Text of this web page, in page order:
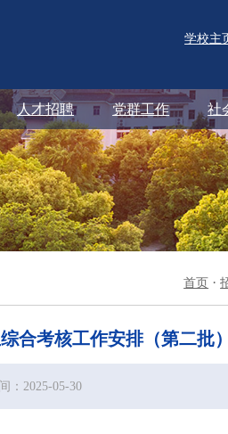
学校主
人才招聘 党群工作 社
首页 ·
合考核工作安排（第二批）
：2025-05-30